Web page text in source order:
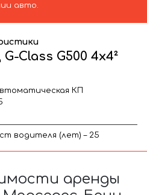
авто.
Class G500 4x4²
КП
водителя (лет) – 25
аренды